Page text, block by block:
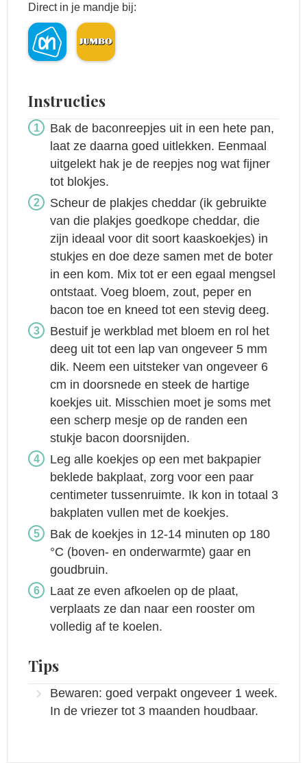
Direct in je mandje bij:
Instructies
Bak de baconreepjes uit in een hete pan,
laat ze daarna goed uitlekken. Eenmaal
uitgelekt hak je de reepjes nog wat fijner
tot blokjes.
Scheur de plakjes cheddar (ik gebruikte
van die plakjes goedkope cheddar, die
zijn ideaal voor dit soort kaaskoekjes) in
stukjes en doe deze samen met de boter
in een kom. Mix tot er een egaal mengsel
ontstaat. Voeg bloem, zout, peper en
bacon toe en kneed tot een stevig deeg.
Bestuif je werkblad met bloem en rol het
deeg uit tot een lap van ongeveer 5 mm
dik. Neem een uitsteker van ongeveer 6
cm in doorsnede en steek de hartige
koekjes uit. Misschien moet je soms met
een scherp mesje op de randen een
stukje bacon doorsnijden.
Leg alle koekjes op een met bakpapier
beklede bakplaat, zorg voor een paar
centimeter tussenruimte. Ik kon in totaal 3
bakplaten vullen met de koekjes.
Bak de koekjes in 12-14 minuten op 180
°C (boven- en onderwarmte) gaar en
goudbruin.
Laat ze even afkoelen op de plaat,
verplaats ze dan naar een rooster om
volledig af te koelen.
Tips
Bewaren: goed verpakt ongeveer 1 week.
In de vriezer tot 3 maanden houdbaar.